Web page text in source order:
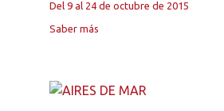
Del 9 al 24 de octubre de 2015
Saber más